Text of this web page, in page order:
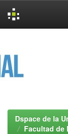
Dspace de la
Facultad de